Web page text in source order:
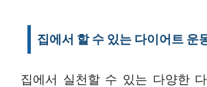
집에서 할 수 있는 다이어트 운
집에서 실천할 수 있는 다양한